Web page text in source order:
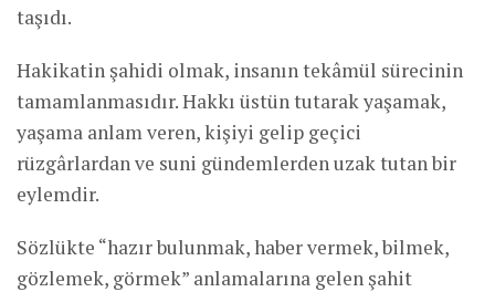
taşıdı.
Hakikatin şahidi olmak, insanın tekâmül sürecinin
tamamlanmasıdır. Hakkı üstün tutarak yaşamak,
yaşama anlam veren, kişiyi gelip geçici
rüzgârlardan ve suni gündemlerden uzak tutan bir
eylemdir.
Sözlükte “hazır bulunmak, haber vermek, bilmek,
gözlemek, görmek” anlamalarına gelen şahit